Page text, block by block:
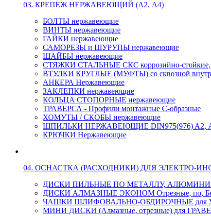
03. КРЕПЕЖ НЕРЖАВЕЮЩИЙ (А2, А4)
БОЛТЫ нержавеющие
ВИНТЫ нержавеющие
ГАЙКИ нержавеющие
САМОРЕЗЫ и ШУРУПЫ нержавеющие
ШАЙБЫ нержавеющие
СТЯЖКИ СТАЛЬНЫЕ СКС коррозийно-
ВТУЛКИ КРУГЛЫЕ (МУФТЫ) со сквозной
АНКЕРА Нержавеющие
ЗАКЛЕПКИ нержавеющие
КОЛЬЦА СТОПОРНЫЕ нержавеющие
ТРАВЕРСА - Профили монтажные С-образные
ХОМУТЫ / СКОБЫ нержавеющие
ШПИЛЬКИ НЕРЖАВЕЮЩИЕ DIN975(976) A2,
КРЮЧКИ Нержавеющие
04. ОСНАСТКА (РАСХОДНИКИ) ДЛЯ ЭЛЕКТРО-
ДИСКИ ПИЛЬНЫЕ ПО МЕТАЛЛУ,
ДИСКИ АЛМАЗНЫЕ ЭКОНОМ Отрезные, по,
ЧАШКИ ШЛИФОВАЛЬНО-ОБДИРОЧНЫЕ для
МИНИ ДИСКИ (Алмазные, отрезные) для